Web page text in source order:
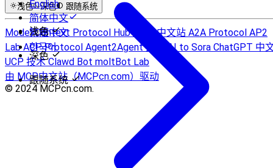
English
简体中文
繁體中文
한국어
浅色 深色 跟随系统
浅色
深色
跟随系统
Model Context Protocol Hub MCP 中文站 A2A Protocol AP2
LabACP Protocol Agent2Agent 文档 AI to Sora ChatGPT 中
UCP 技术Clawd Bot moltBot Lab
由 MCP中文站（MCPcn.com）驱动
© 2024 MCPcn.com.